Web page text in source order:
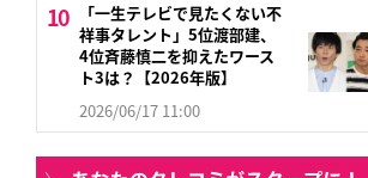
「一生テレビで見たくない不
祥事タレント」5位渡部建、
4位斉藤慎二を抑えたワース
ト3は？【2026年版】
2026/06/17 11:00